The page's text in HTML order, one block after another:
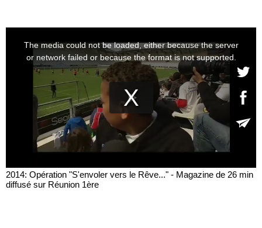
2014: Opération "S'envoler vers le Rêve..." - Magazine de 26 min
diffusé sur Réunion 1ère